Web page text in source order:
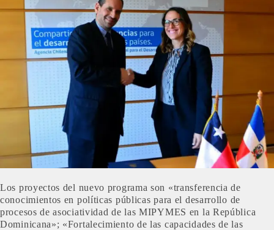
Los proyectos del nuevo programa son «transferencia de
conocimientos en políticas públicas para el desarrollo de
procesos de asociatividad de las MIPYMES en la República
Dominicana»; «Fortalecimiento de las capacidades de las